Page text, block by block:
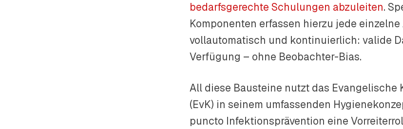
bedarfsgerechte Schulungen abzuleiten.
Komponenten erfassen hierzu jede
vollautomatisch und kontinuierlich: valide
Verfügung – ohne Beobachter-Bias.
All diese Bausteine nutzt das Evangelische
(EvK) in seinem umfassenden
puncto Infektionsprävention eine